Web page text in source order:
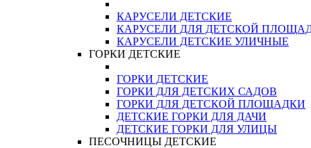
КАРУСЕЛИ ДЕТСКИЕ
КАРУСЕЛИ ДЛЯ ДЕТСКОЙ
КАРУСЕЛИ ДЕТСКИЕ УЛИЧНЫЕ
ГОРКИ ДЕТСКИЕ
ГОРКИ ДЕТСКИЕ
ГОРКИ ДЛЯ ДЕТСКИХ САДОВ
ГОРКИ ДЛЯ ДЕТСКОЙ ПЛОЩАДКИ
ДЕТСКИЕ ГОРКИ ДЛЯ ДАЧИ
ДЕТСКИЕ ГОРКИ ДЛЯ УЛИЦЫ
ПЕСОЧНИЦЫ ДЕТСКИЕ